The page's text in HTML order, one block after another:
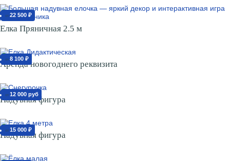
от 22 500 ₽
Елка Пряничная 2.5 м
от 8 100 ₽
Аренда новогоднего реквизита
от 12 000 руб
Надувная фигура
от 15 000 ₽
Надувная фигура